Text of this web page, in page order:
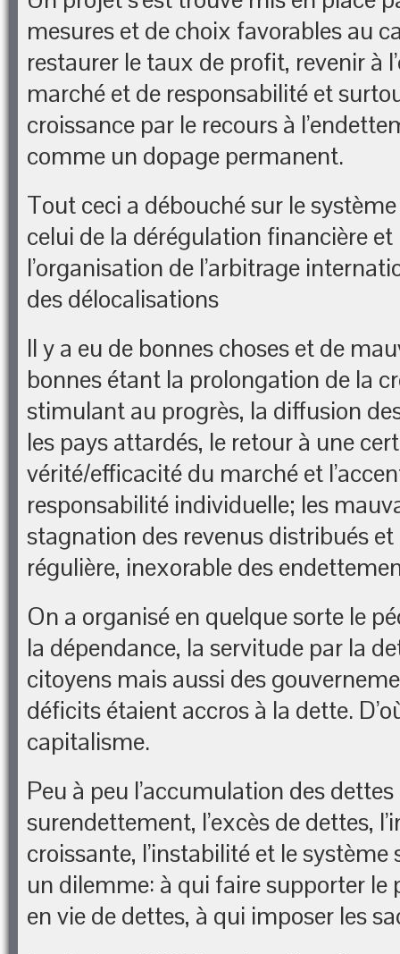
mesures et de choix favorables au
restaurer le taux de profit, revenir à
marché et de responsabilité et
croissance par le recours à
comme un dopage permanent.
Tout ceci a débouché sur le
celui de la dérégulation financière
l’organisation de l’arbitrage
des délocalisations
Il y a eu de bonnes choses et de
bonnes étant la prolongation de la
stimulant au progrès, la diffusion
les pays attardés, le retour à une
vérité/efficacité du marché et
responsabilité individuelle; les
stagnation des revenus distribués
régulière, inexorable des
On a organisé en quelque sorte le
la dépendance, la servitude par la
citoyens mais aussi des
déficits étaient accros à la dette.
capitalisme.
Peu à peu l’accumulation des
surendettement, l’excès de dettes,
croissante, l’instabilité et le système
un dilemme: à qui faire supporter le
en vie de dettes, à qui imposer les